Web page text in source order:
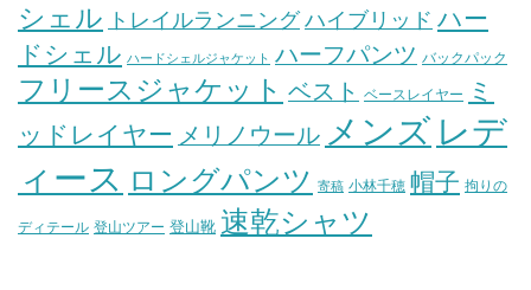
シェル トレイルランニング ハイブリッド ハー
ドシェル ハードシェルジャケット ハーフパンツ バックパック
フリースジャケット ベスト ベースレイヤー
ミ
ッドレイヤー メリノウール メンズ レデ
ィース ロングパンツ 寄稿 小林千穂 帽子 拘りの
ディテール 登山ツアー 登山靴 速乾シャツ